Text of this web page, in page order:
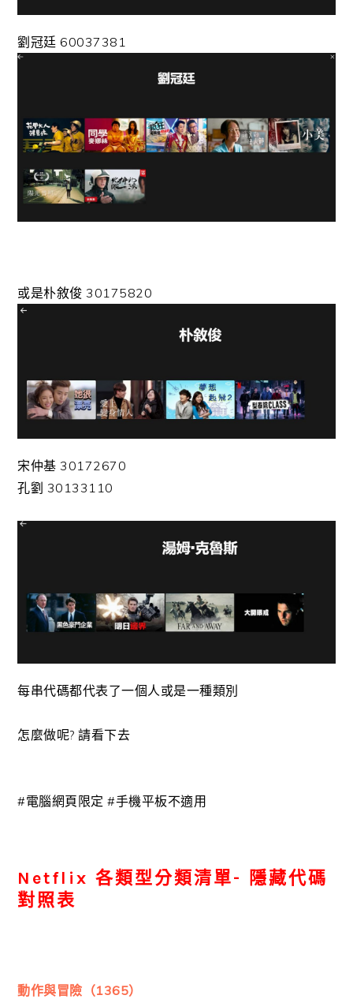
劉冠廷 60037381
或是朴敘俊 30175820
宋仲基 30172670
孔劉 30133110
每串代碼都代表了一個人或是一種類別
怎麼做呢? 請看下去
#電腦網頁限定 #手機平板不適用
Netflix 各類型分類清單- 隱藏代碼
對照表
動作與冒險（1365）